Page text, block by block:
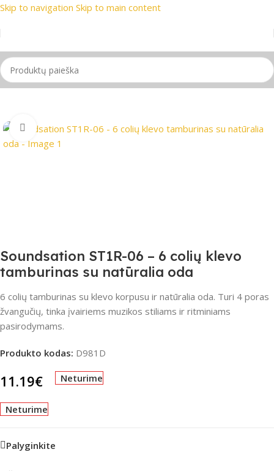
Skip to navigation Skip to main content
📦 Nemokamas
Pradžia/Perkusiniai instrumentai
Spustelėkite, jei norite padidinti
Soundsation ST1R-06 – 6 colių klevo
tamburinas su natūralia oda
6 colių tamburinas su klevo korpusu ir natūralia oda. Turi 4 poras
žvangučių, tinka įvairiems muzikos stiliams ir ritminiams
pasirodymams.
Produkto kodas: D981D
11.19€ Neturime
Neturime
Palyginkite